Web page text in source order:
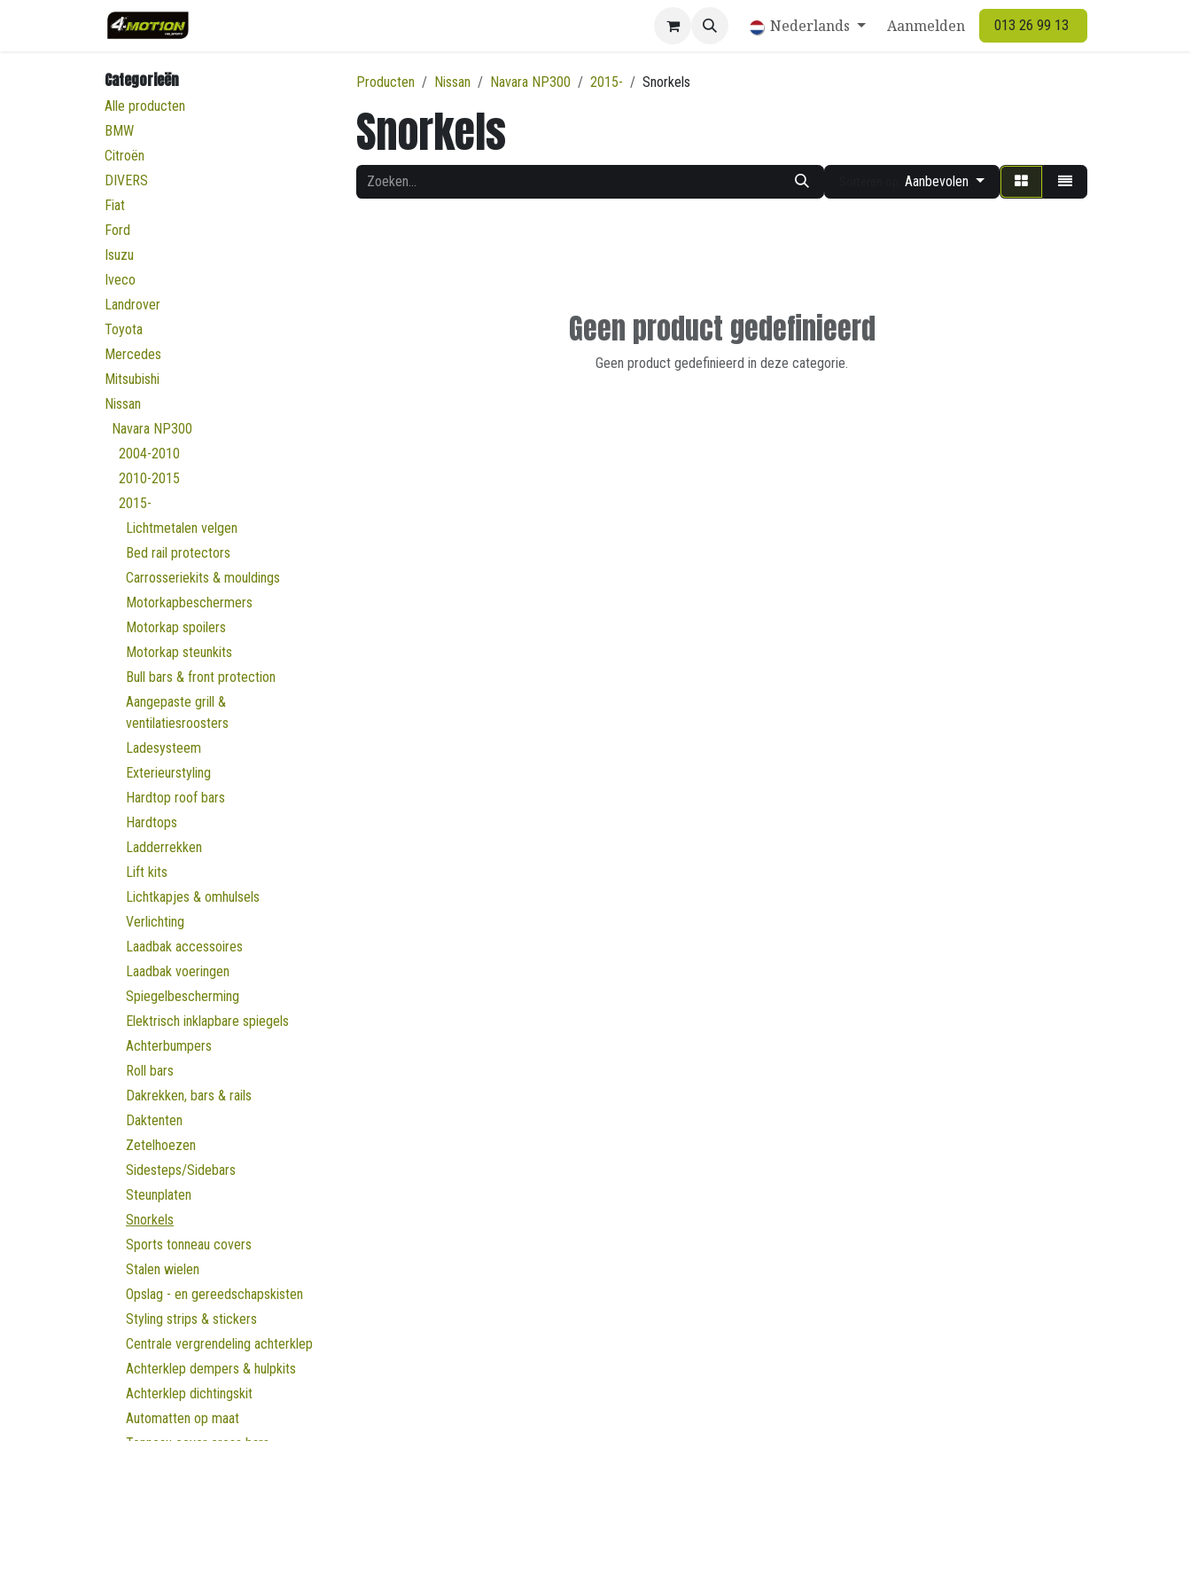
Overslaan naar inhoud
Nederlands Aanmelden 013 26 99 13
Categorieën
Alle producten
BMW
Citroën
DIVERS
Fiat
Ford
Isuzu
Iveco
Landrover
Toyota
Mercedes
Mitsubishi
Nissan
Navara NP300
2004-2010
2010-2015
2015-
Lichtmetalen velgen
Bed rail protectors
Carrosseriekits & mouldings
Motorkapbeschermers
Motorkap spoilers
Motorkap steunkits
Bull bars & front protection
Aangepaste grill &
ventilatiesroosters
Ladesysteem
Exterieurstyling
Hardtop roof bars
Hardtops
Ladderrekken
Lift kits
Lichtkapjes & omhulsels
Verlichting
Laadbak accessoires
Laadbak voeringen
Spiegelbescherming
Elektrisch inklapbare spiegels
Achterbumpers
Roll bars
Dakrekken, bars & rails
Daktenten
Zetelhoezen
Sidesteps/Sidebars
Steunplaten
Snorkels
Sports tonneau covers
Stalen wielen
Opslag - en gereedschapskisten
Styling strips & stickers
Centrale vergrendeling achterklep
Achterklep dempers & hulpkits
Achterklep dichtingskit
Automatten op maat
Tonneau cover cross bars
Producten Nissan Navara NP300 2015- Snorkels
Snorkels
Aanbevolen
Geen product gedefinieerd
Geen product gedefinieerd in deze categorie.